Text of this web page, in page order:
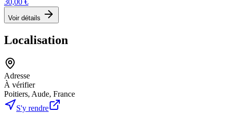
Voir détails
Localisation
Adresse
À vérifier
Poitiers, Aude, France
S'y rendre